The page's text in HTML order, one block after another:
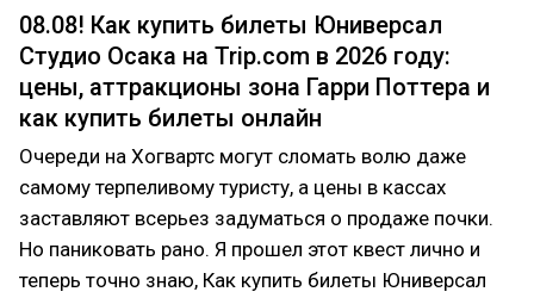
08.08! Как купить билеты Юниверсал
Студио Осака на Trip.com в 2026 году:
цены, аттракционы зона Гарри Поттера и
как купить билеты онлайн
Очереди на Хогвартс могут сломать волю даже
самому терпеливому туристу, а цены в кассах
заставляют всерьез задуматься о продаже почки.
Но паниковать рано. Я прошел этот квест лично и
теперь точно знаю, Как купить билеты Юниверсал